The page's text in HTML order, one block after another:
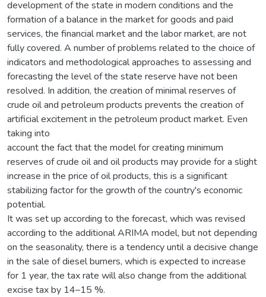
development of the state in modern conditions and the
formation of a balance in the market for goods and paid
services, the financial market and the labor market, are not
fully covered. A number of problems related to the choice of
indicators and methodological approaches to assessing and
forecasting the level of the state reserve have not been
resolved. In addition, the creation of minimal reserves of
crude oil and petroleum products prevents the creation of
artificial excitement in the petroleum product market. Even
taking into
account the fact that the model for creating minimum
reserves of crude oil and oil products may provide for a slight
increase in the price of oil products, this is a significant
stabilizing factor for the growth of the country's economic
potential.
It was set up according to the forecast, which was revised
according to the additional ARIMA model, but not depending
on the seasonality, there is a tendency until a decisive change
in the sale of diesel burners, which is expected to increase
for 1 year, the tax rate will also change from the additional
excise tax by 14–15 %.